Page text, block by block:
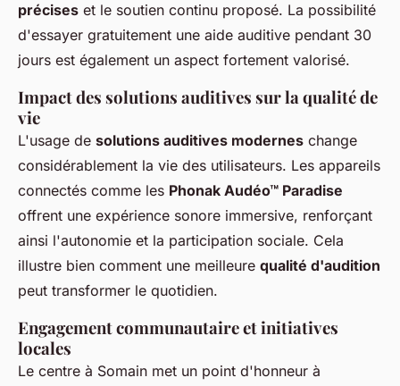
précises et le soutien continu proposé. La possibilité
d'essayer gratuitement une aide auditive pendant 30
jours est également un aspect fortement valorisé.
Impact des solutions auditives sur la qualité de
vie
L'usage de solutions auditives modernes change
considérablement la vie des utilisateurs. Les appareils
connectés comme les Phonak Audéo™ Paradise
offrent une expérience sonore immersive, renforçant
ainsi l'autonomie et la participation sociale. Cela
illustre bien comment une meilleure qualité d'audition
peut transformer le quotidien.
Engagement communautaire et initiatives
locales
Le centre à Somain met un point d'honneur à